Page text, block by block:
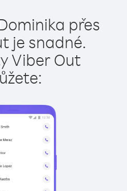
přes
je snadné.
Viber Out